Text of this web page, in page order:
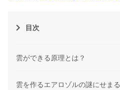
目次
雲ができる原理とは？
雲を作るエアロゾルの謎にせまる